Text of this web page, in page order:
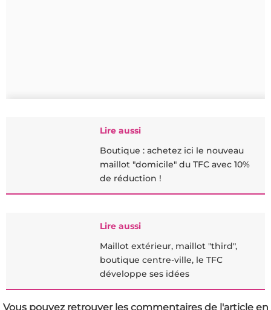
Lire aussi
Boutique : achetez ici le nouveau
maillot "domicile" du TFC avec 10%
de réduction !
Lire aussi
Maillot extérieur, maillot "third",
boutique centre-ville, le TFC
développe ses idées
Vous pouvez retrouver les commentaires de l'article en